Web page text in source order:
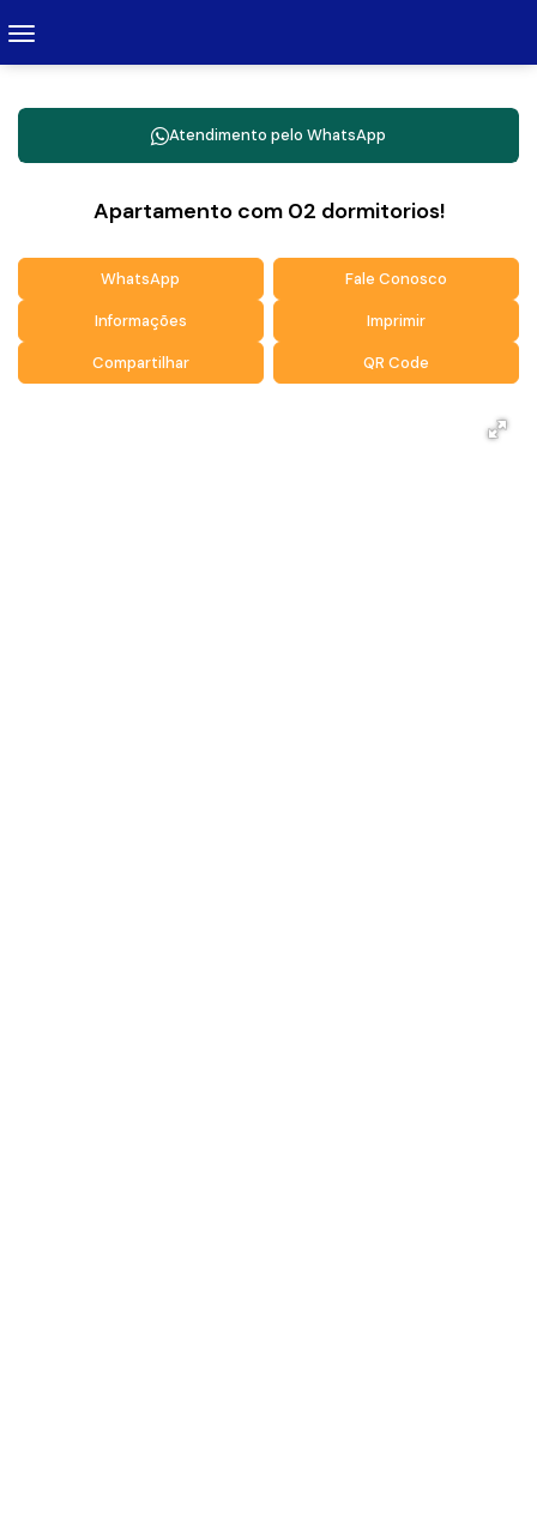
Atendimento pelo WhatsApp
Apartamento com 02 dormitorios!
WhatsApp Fale Conosco
Informações Imprimir
Compartilhar QR Code